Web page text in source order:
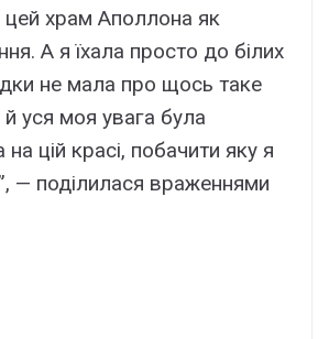
цей храм Аполлона як
А я їхала просто до білих
не мала про щось таке
уся моя увага була
цій красі, побачити яку я
— поділилася враженнями